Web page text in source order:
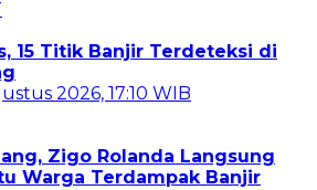
15 Titik Banjir Terdeteksi di
2026, 17:10 WIB
Zigo Rolanda Langsung
Warga Terdampak Banjir